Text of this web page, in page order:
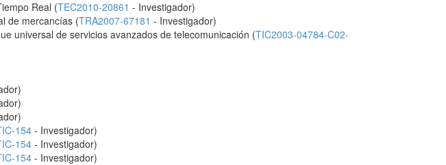
Real (TEC2010-20861 - Investigador)
de mercancías (TRA2007-67181 - Investigador)
universal de servicios avanzados de telecomunicación (TIC2003-04784-C02-
154- Investigador)
154- Investigador)
154- Investigador)